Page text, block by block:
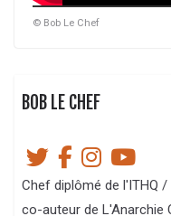
© Bob Le Chef
BOB LE CHEF
Chef diplômé de l'ITHQ
co-auteur de L'Anarchie